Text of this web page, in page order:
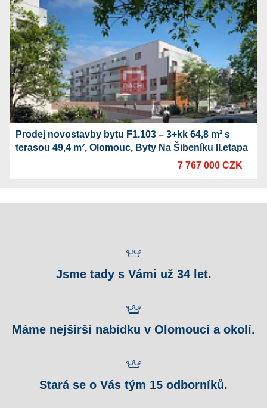
Prodej novostavby bytu F1.103 – 3+kk 64,8 m² s
terasou 49,4 m², Olomouc, Byty Na Šibeníku II.etapa
7 767 000 CZK
Jsme tady s Vámi už 34 let.
Máme nejširší nabídku v Olomouci a okolí.
Stará se o Vás tým 15 odborníků.